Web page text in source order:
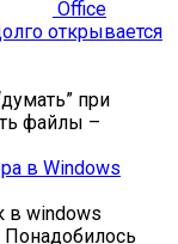
Office
открывается
при
файлы –
в Windows
в windows
Понадобилось